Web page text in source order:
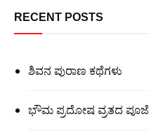
RECENT POSTS
ಶಿವನ ಪುರಾಣ ಕಥೆಗಳು
ಭೌಮ ಪ್ರದೋಷ ವ್ರತದ ಪೂಜೆ